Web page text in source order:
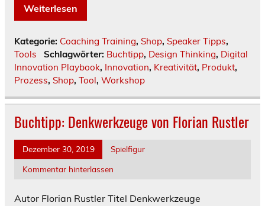
Weiterlesen
Kategorie: Coaching Training, Shop, Speaker Tipps,
Tools
Schlagwörter: Buchtipp, Design Thinking, Digital
Innovation Playbook, Innovation, Kreativität, Produkt,
Prozess, Shop, Tool, Workshop
Buchtipp: Denkwerkzeuge von Florian Rustler
Dezember 30, 2019
Spielfigur
Kommentar hinterlassen
Autor Florian Rustler Titel Denkwerkzeuge